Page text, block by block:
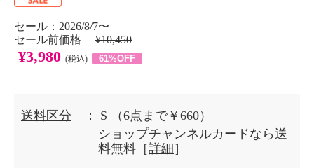
セール：2026/8/7〜
セール前価格 ¥10,450
¥3,980 (税込) 61%OFF
送料区分 ： S
（6点まで￥660）
ショップチャンネルカードなら送
料無料［詳細 ］